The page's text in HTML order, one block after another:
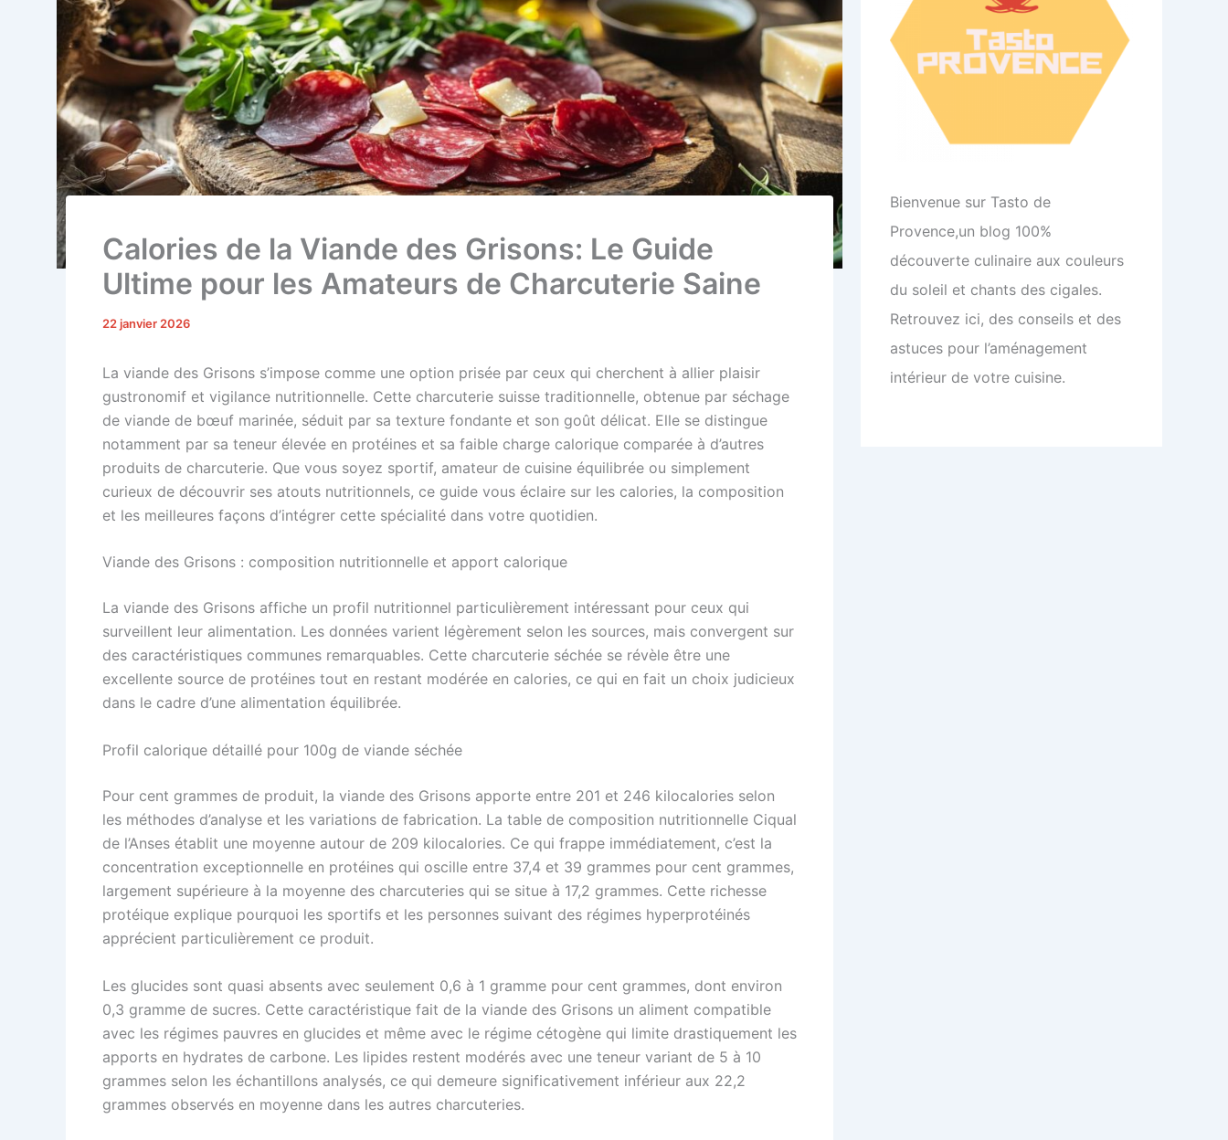
Calories de la Viande des Grisons: Le Guide
Ultime pour les Amateurs de Charcuterie Saine
22 janvier 2026
La viande des Grisons s’impose comme une option prisée par ceux qui cherchent à allier plaisir
gustronomif et vigilance nutritionnelle. Cette charcuterie suisse traditionnelle, obtenue par séchage
de viande de bœuf marinée, séduit par sa texture fondante et son goût délicat. Elle se distingue
notamment par sa teneur élevée en protéines et sa faible charge calorique comparée à d’autres
produits de charcuterie. Que vous soyez sportif, amateur de cuisine équilibrée ou simplement
curieux de découvrir ses atouts nutritionnels, ce guide vous éclaire sur les calories, la composition
et les meilleures façons d’intégrer cette spécialité dans votre quotidien.
Viande des Grisons : composition nutritionnelle et apport calorique
La viande des Grisons affiche un profil nutritionnel particulièrement intéressant pour ceux qui
surveillent leur alimentation. Les données varient légèrement selon les sources, mais convergent sur
des caractéristiques communes remarquables. Cette charcuterie séchée se révèle être une
excellente source de protéines tout en restant modérée en calories, ce qui en fait un choix judicieux
dans le cadre d’une alimentation équilibrée.
Profil calorique détaillé pour 100g de viande séchée
Pour cent grammes de produit, la viande des Grisons apporte entre 201 et 246 kilocalories selon
les méthodes d’analyse et les variations de fabrication. La table de composition nutritionnelle Ciqual
de l’Anses établit une moyenne autour de 209 kilocalories. Ce qui frappe immédiatement, c’est la
concentration exceptionnelle en protéines qui oscille entre 37,4 et 39 grammes pour cent grammes,
largement supérieure à la moyenne des charcuteries qui se situe à 17,2 grammes. Cette richesse
protéique explique pourquoi les sportifs et les personnes suivant des régimes hyperprotéinés
apprécient particulièrement ce produit.
Les glucides sont quasi absents avec seulement 0,6 à 1 gramme pour cent grammes, dont environ
0,3 gramme de sucres. Cette caractéristique fait de la viande des Grisons un aliment compatible
avec les régimes pauvres en glucides et même avec le régime cétogène qui limite drastiquement les
apports en hydrates de carbone. Les lipides restent modérés avec une teneur variant de 5 à 10
grammes selon les échantillons analysés, ce qui demeure significativement inférieur aux 22,2
grammes observés en moyenne dans les autres charcuteries.
Bienvenue sur Tasto de
Provence,un blog 100%
découverte culinaire aux couleurs
du soleil et chants des cigales.
Retrouvez ici, des conseils et des
astuces pour l’aménagement
intérieur de votre cuisine.